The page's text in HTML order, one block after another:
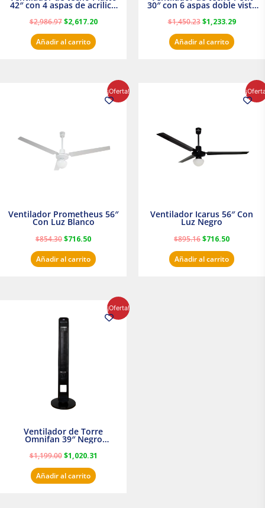
42″ con 4 aspas de acrilico
transparente
$2,986.97 $2,617.20
Añadir al carrito
30″ con 6 aspas doble vista
Satinado Masterfan
$1,450.23 $1,233.29
Añadir al carrito
¡Oferta!
Ventilador Prometheus 56″
Con Luz Blanco
$854.30$716.50
precio
actual
Añadir al carrito
Ventilador Icarus 56″ Con
Luz Negro
$895.16$716.50
precio
actual
Añadir al carrito
¡Oferta!
Ventilador de Torre
Omnifan 39″ Negro
$1,199.00
original
era:
$1,020.31
precio
actual
Añadir al carrito